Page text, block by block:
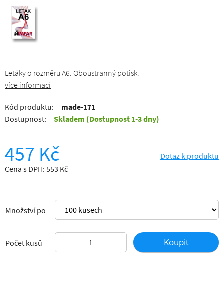
Letáky o rozměru A6. Oboustranný potisk.
více informací
Kód produktu:
made-171
Dostupnost:
Skladem (Dostupnost 1-3 dny)
457 Kč
Cena s DPH: 553 Kč
Dotaz k produktu
Množství po
Počet kusů Koupit